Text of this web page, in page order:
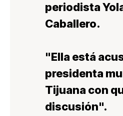
periodista
Caballero.
"Ella está
presidenta
Tijuana con
discusión".